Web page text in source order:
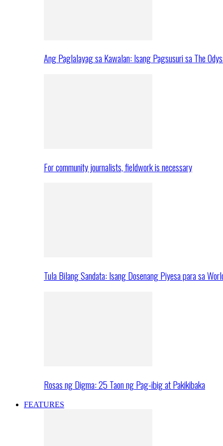
Ang Paglalayag sa Kawalan: Isang Pagsusuri sa The
For community journalists, fieldwork is necessary
Tula Bilang Sandata: Isang Dosenang Piyesa para sa
Rosas ng Digma: 25 Taon ng Pag-ibig at Pakikibaka
FEATURES